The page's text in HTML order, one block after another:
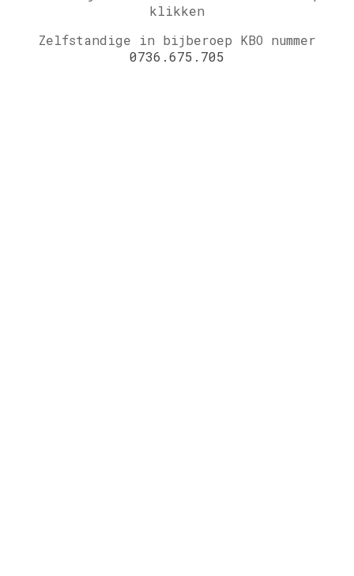
klikken
Zelfstandige in bijberoep KBO nummer
0736.675.705